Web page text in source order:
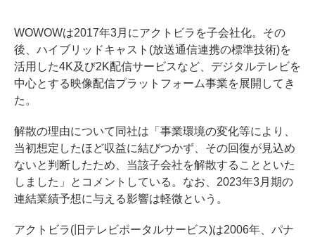
WOWOWは2017年3月にアクトビラを子会社化。その
後、ハイブリッドキャスト(放送通信連携の標準技術)を
活用した4K及び2K配信サービスなど、デジタルテレビを
中心とする映像配信プラットフォーム事業を展開してき
た。
解散の理由について同社は「事業環境の変化等により、
当初想定したほど収益に結びつかず、その回復が見込め
ないと判断したため、当該子会社を解散することといた
しました」とコメントしている。なお、2023年3月期の
連結業績予想に与える影響は軽微という。
アクトビラ(旧テレビポータルサービス)は2006年、パナ